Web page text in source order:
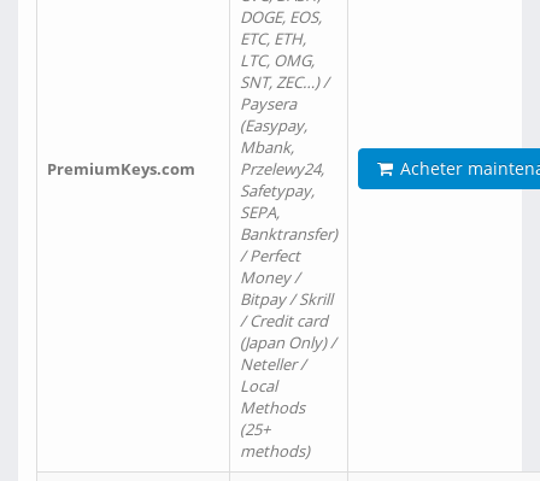
PremiumKeys.com
DOGE, EOS,
ETC, ETH,
LTC, OMG,
SNT, ZEC…) /
Paysera
(Easypay,
Mbank,
Przelewy24,
Safetypay,
SEPA,
Banktransfer)
/ Perfect
Money /
Bitpay / Skrill
/ Credit card
(Japan Only) /
Neteller /
Local
Methods
(25+
methods)
Acheter